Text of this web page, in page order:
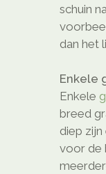
schuin
dan het
Enkele
Enkele
breed
diep
voor de